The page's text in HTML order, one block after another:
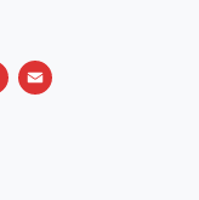
X
E